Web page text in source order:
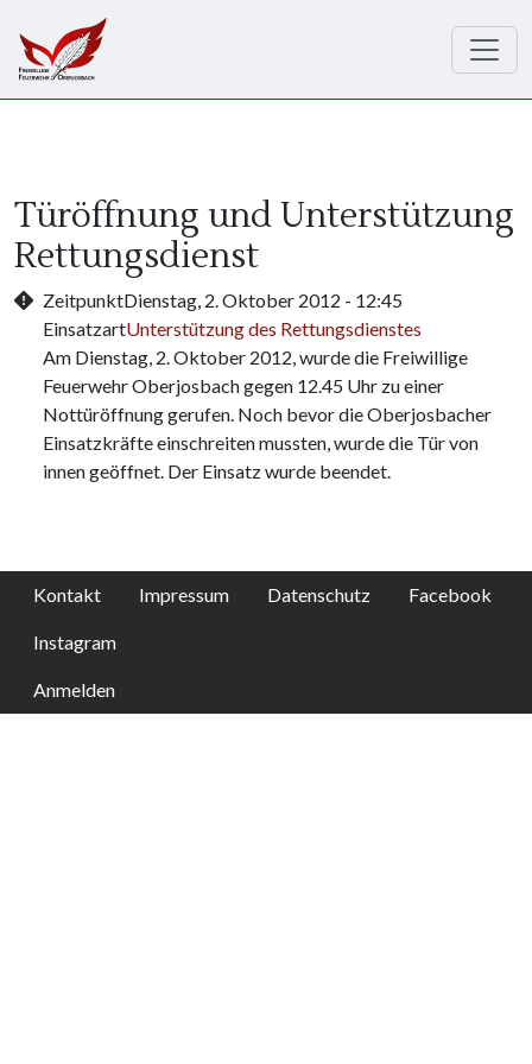
Türöffnung und Unterstützung
Rettungsdienst
ZeitpunktDienstag, 2. Oktober 2012 - 12:45
EinsatzartUnterstützung des Rettungsdienstes
Am Dienstag, 2. Oktober 2012, wurde die Freiwillige
Feuerwehr Oberjosbach gegen 12.45 Uhr zu einer
Nottüröffnung gerufen. Noch bevor die Oberjosbacher
Einsatzkräfte einschreiten mussten, wurde die Tür von
innen geöffnet. Der Einsatz wurde beendet.
Kontakt Impressum Datenschutz Facebook
Instagram
Anmelden